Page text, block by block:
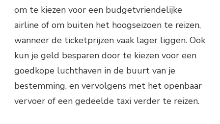
om te kiezen voor een budgetvriendelijke
airline of om buiten het hoogseizoen te reizen,
wanneer de ticketprijzen vaak lager liggen. Ook
kun je geld besparen door te kiezen voor een
goedkope luchthaven in de buurt van je
bestemming, en vervolgens met het openbaar
vervoer of een gedeelde taxi verder te reizen.